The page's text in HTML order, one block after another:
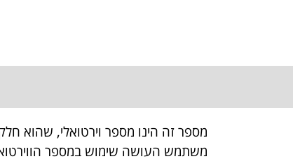
מספר זה הינו מספר וירטואלי, שהוא
משתמש העושה שימוש במספר